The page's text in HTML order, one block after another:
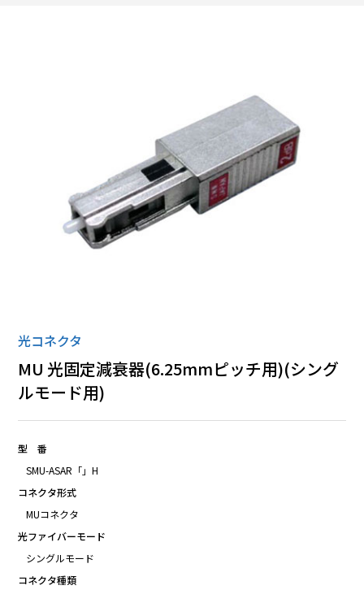
全ての商品
光コネクタ
MU 光固定減衰器(6.25mmピッチ用)(シング
ルモード用)
型 番
SMU-ASAR「」H
コネクタ形式
MUコネクタ
光ファイバーモード
シングルモード
コネクタ種類